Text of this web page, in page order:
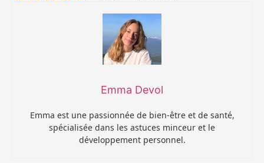
Emma Devol
Emma est une passionnée de bien-être et de santé,
spécialisée dans les astuces minceur et le
développement personnel.